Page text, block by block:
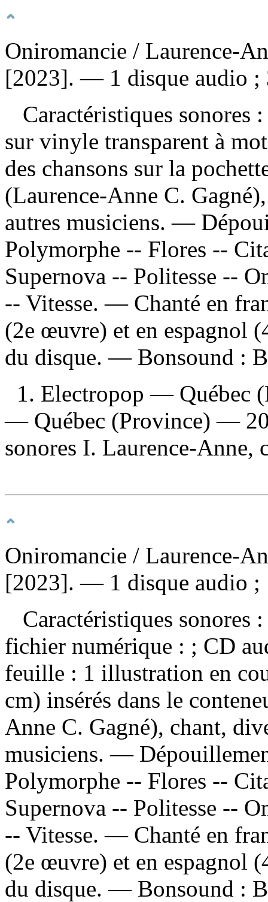
Oniromancie / Laurence-
[2023]. — 1 disque audio ;
Caractéristiques
sur vinyle transparent à
des chansons sur la
(Laurence-Anne C.
autres musiciens. —
Polymorphe -- Flores --
Supernova -- Politesse --
-- Vitesse. — Chanté en
(2e œuvre) et en espagnol
du disque. — Bonsound :
1. Electropop — Québec
— Québec (Province) —
sonores I. Laurence-Anne,
Oniromancie / Laurence-
[2023]. — 1 disque audio ;
Caractéristiques sonores
fichier numérique : ; CD
feuille : 1 illustration en
cm) insérés dans le
Anne C. Gagné), chant,
musiciens. —
Polymorphe -- Flores --
Supernova -- Politesse --
-- Vitesse. — Chanté en
(2e œuvre) et en espagnol
du disque. — Bonsound :